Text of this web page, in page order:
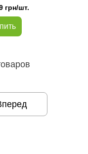
EvoTech 2.7 Газель
Next с уменьшен.
(Бон)
грн/шт.